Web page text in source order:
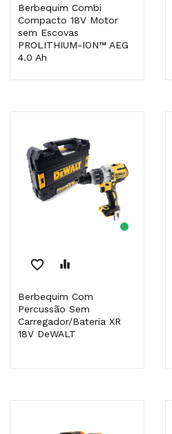
Berbequim Combi
Compacto 18V Motor
sem Escovas
PROLITHIUM-ION™ AEG
4.0 Ah
favorite_border equalizer
Berbequim Com
Percussão Sem
Carregador/Bateria XR
18V DeWALT